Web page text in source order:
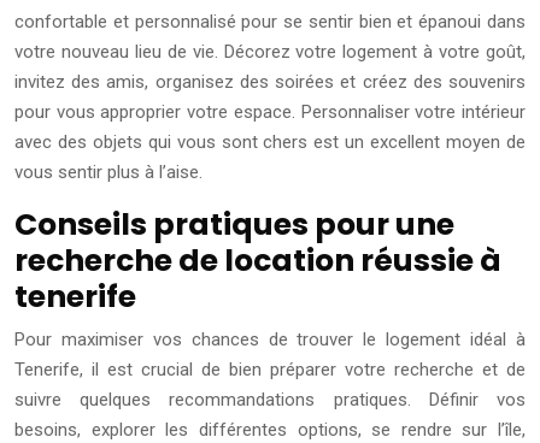
confortable et personnalisé pour se sentir bien et épanoui dans
votre nouveau lieu de vie. Décorez votre logement à votre goût,
invitez des amis, organisez des soirées et créez des souvenirs
pour vous approprier votre espace. Personnaliser votre intérieur
avec des objets qui vous sont chers est un excellent moyen de
vous sentir plus à l’aise.
Conseils pratiques pour une
recherche de location réussie à
tenerife
Pour maximiser vos chances de trouver le logement idéal à
Tenerife, il est crucial de bien préparer votre recherche et de
suivre quelques recommandations pratiques. Définir vos
besoins, explorer les différentes options, se rendre sur l’île,